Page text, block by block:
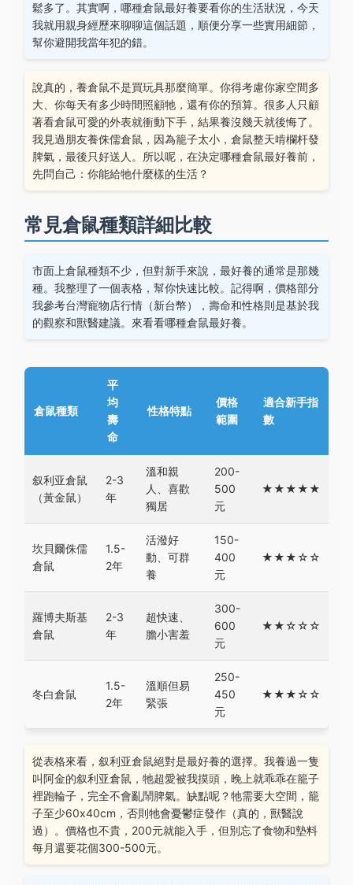
鬆多了。其實啊，哪種倉鼠最好養要看你的生活狀況，今天
我就用親身經歷來聊聊這個話題，順便分享一些實用細節，
幫你避開我當年犯的錯。
說真的，養倉鼠不是買玩具那麼簡單。你得考慮你家空間多
大、你每天有多少時間照顧牠，還有你的預算。很多人只顧
著看倉鼠可愛的外表就衝動下手，結果養沒幾天就後悔了。
我見過朋友養侏儒倉鼠，因為籠子太小，倉鼠整天啃欄杆發
脾氣，最後只好送人。所以呢，在決定哪種倉鼠最好養前，
先問自己：你能給牠什麼樣的生活？
常見倉鼠種類詳細比較
市面上倉鼠種類不少，但對新手來說，最好養的通常是那幾
種。我整理了一個表格，幫你快速比較。記得啊，價格部分
我參考台灣寵物店行情（新台幣），壽命和性格則是基於我
的觀察和獸醫建議。來看看哪種倉鼠最好養。
倉鼠種類
平
均
壽
命
性格特點
價格
範圍
適合新手指
數
叙利亚倉鼠
（黃金鼠）
2-3
年
溫和親
人、喜歡
獨居
200-
500
元
★★★★★
坎貝爾侏儒
倉鼠
1.5-
2年
活潑好
動、可群
養
150-
400
元
★★★☆☆
羅博夫斯基
倉鼠
2-3
年
超快速、
膽小害羞
300-
600
元
★★☆☆☆
冬白倉鼠
1.5-
2年
溫順但易
緊張
250-
450
元
★★★☆☆
從表格來看，叙利亚倉鼠絕對是最好養的選擇。我養過一隻
叫阿金的叙利亚倉鼠，牠超愛被我摸頭，晚上就乖乖在籠子
裡跑輪子，完全不會亂鬧脾氣。缺點呢？牠需要大空間，籠
子至少60x40cm，否則牠會憂鬱症發作（真的，獸醫說
過）。價格也不貴，200元就能入手，但別忘了食物和墊料
每月還要花個300-500元。